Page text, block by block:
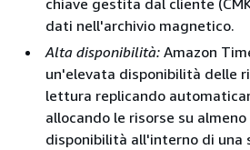
dati nell'archivio magnetico.
Alta disponibilità: Amazon
un'elevata disponibilità delle
lettura replicando
allocando le risorse su
disponibilità all'interno di una